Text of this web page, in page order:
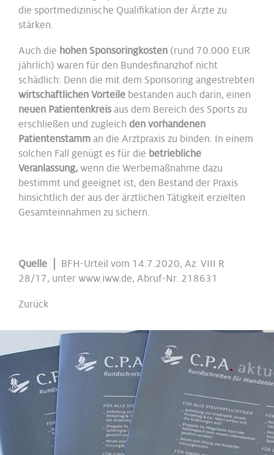
die sportmedizinische Qualifikation der Ärzte zu
stärken.
Auch die hohen Sponsoringkosten (rund 70.000 EUR
jährlich) waren für den Bundesfinanzhof nicht
schädlich: Denn die mit dem Sponsoring angestrebten
wirtschaftlichen Vorteile bestanden auch darin, einen
neuen Patientenkreis aus dem Bereich des Sports zu
erschließen und zugleich den vorhandenen
Patientenstamm an die Arztpraxis zu binden. In einem
solchen Fall genügt es für die betriebliche
Veranlassung, wenn die Werbemaßnahme dazu
bestimmt und geeignet ist, den Bestand der Praxis
hinsichtlich der aus der ärztlichen Tätigkeit erzielten
Gesamteinnahmen zu sichern.
Quelle |
BFH-Urteil vom 14.7.2020, Az. VIII R
28/17, unter www.iww.de, Abruf-Nr. 218631
Zurück